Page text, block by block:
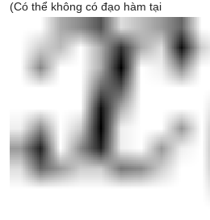
(Có thể không có đạo hàm tại